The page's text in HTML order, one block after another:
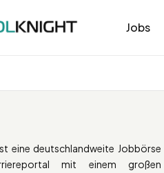
Jobs
eine deutschlandweite Jobbörse
mit einem großen